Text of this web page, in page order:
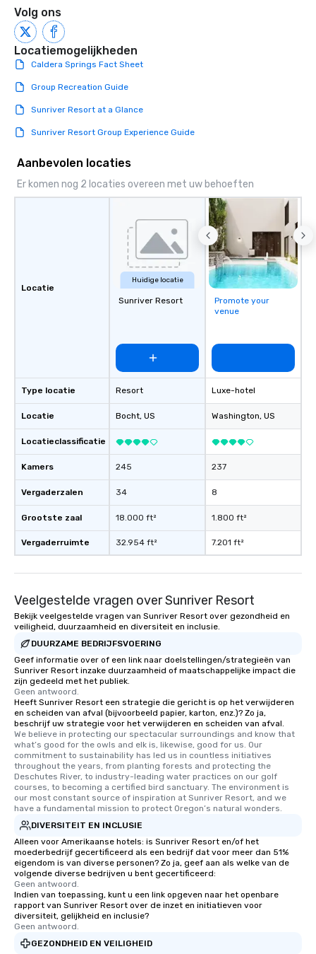
Volg ons
Locatiemogelijkheden
Caldera Springs Fact Sheet
Group Recreation Guide
Sunriver Resort at a Glance
Sunriver Resort Group Experience Guide
Aanbevolen locaties
Er komen nog 2 locaties overeen met uw behoeften
Locatie
Type locatie
Locatie
Locatieclassificatie
Kamers
Vergaderzalen
Grootste zaal
Vergaderruimte
Huidige locatie
Sunriver Resort
Resort
Bocht, US
245
34
18.000 ft²
32.954 ft²
Promote your
venue
Luxe-hotel
Washington, US
237
8
1.800 ft²
7.201 ft²
Veelgestelde vragen over Sunriver Resort
Bekijk veelgestelde vragen van Sunriver Resort over gezondheid en
veiligheid, duurzaamheid en diversiteit en inclusie.
DUURZAME BEDRIJFSVOERING
Geef informatie over of een link naar doelstellingen/strategieën van
Sunriver Resort inzake duurzaamheid of maatschappelijke impact die
zijn gedeeld met het publiek.
Geen antwoord.
Heeft Sunriver Resort een strategie die gericht is op het verwijderen
en scheiden van afval (bijvoorbeeld papier, karton, enz.)? Zo ja,
beschrijf uw strategie voor het verwijderen en scheiden van afval.
We believe in protecting our spectacular surroundings and know that
what’s good for the owls and elk is, likewise, good for us. Our
commitment to sustainability has led us in countless initiatives
throughout the years, from planting forests and protecting the
Deschutes River, to industry-leading water practices on our golf
courses, to becoming a certified bird sanctuary. The environment is
our most constant source of inspiration at Sunriver Resort, and we
have a fundamental mission to protect Oregon’s natural wonders.
DIVERSITEIT EN INCLUSIE
Alleen voor Amerikaanse hotels: is Sunriver Resort en/of het
moederbedrijf gecertificeerd als een bedrijf dat voor meer dan 51%
eigendom is van diverse personen? Zo ja, geef aan als welke van de
volgende diverse bedrijven u bent gecertificeerd:
Geen antwoord.
Indien van toepassing, kunt u een link opgeven naar het openbare
rapport van Sunriver Resort over de inzet en initiatieven voor
diversiteit, gelijkheid en inclusie?
Geen antwoord.
GEZONDHEID EN VEILIGHEID